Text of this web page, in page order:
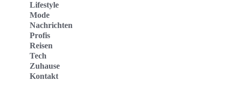
Lifestyle
Mode
Nachrichten
Profis
Reisen
Tech
Zuhause
Kontakt